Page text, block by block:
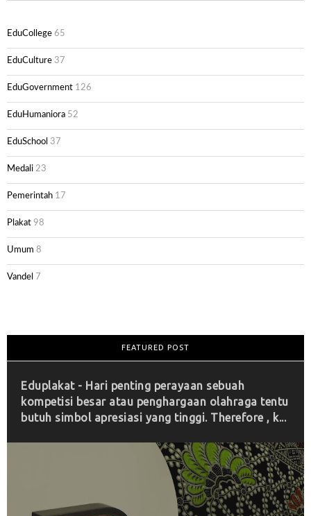
EduCollege 65
EduCulture 37
EduGovernment 126
EduHumaniora 52
EduSchool 37
Medali 23
Pemerintah 17
Plakat 98
Umum 8
Vandel 7
FEATURED POST
Eduplakat - Hari penting perayaan sebuah
kompetisi besar atau penghargaan olahraga tentu
butuh simbol apresiasi yang tinggi. Therefore , k...